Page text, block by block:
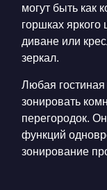
могут быть как
горшках яркого
диване или
зеркал.
Любая
зонировать
перегородок.
функций
зонирование